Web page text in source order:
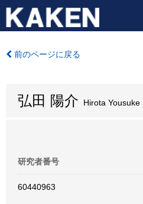
前のページに戻る
弘田 陽介 Hirota Yousuke
研究者番号
60440963